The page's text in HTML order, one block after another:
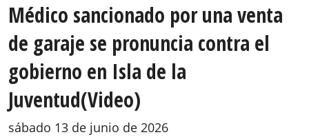
Médico sancionado por una venta
de garaje se pronuncia contra el
gobierno en Isla de la
Juventud(Video)
sábado 13 de junio de 2026